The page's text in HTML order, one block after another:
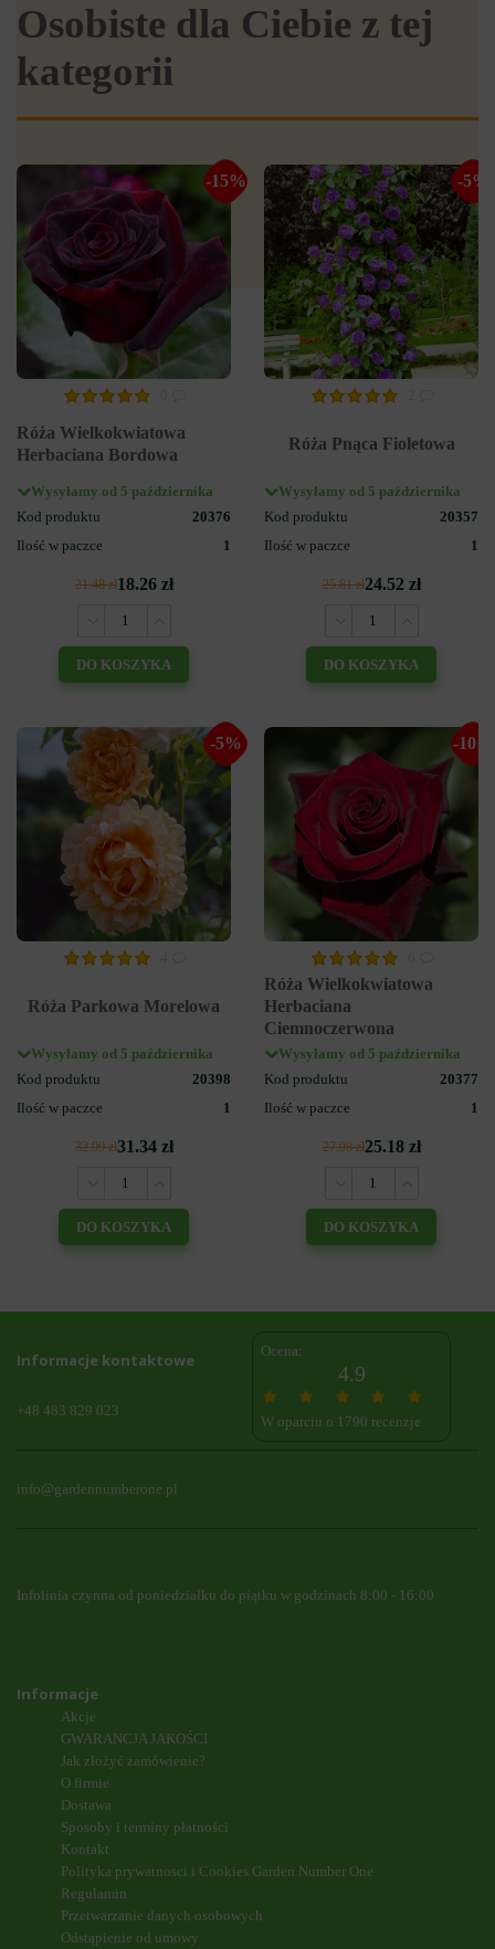
Osobiste dla Ciebie z tej
kategorii
-15%
Róża Wielkokwiatowa
Herbaciana Bordowa
Wysyłamy od 5 października
Kod produktu
20376
Ilość w paczce
1
21.48 zł18.26 zł
DO KOSZYKA
-5%
Róża Pnąca Fioletowa
Wysyłamy od 5 października
Kod produktu
20357
Ilość w paczce
1
25.81 zł24.52 zł
DO KOSZYKA
-5%
Róża Parkowa Morelowa
Wysyłamy od 5 października
Kod produktu
20398
Ilość w paczce
1
32.99 zł31.34 zł
DO KOSZYKA
-10%
Róża Wielkokwiatowa
Herbaciana
Ciemnoczerwona
Wysyłamy od 5 października
Kod produktu
20377
Ilość w paczce
1
27.98 zł25.18 zł
DO KOSZYKA
Informacje kontaktowe
+48 483 829 023
Ocena:
4.9
W oparciu o 1790 recenzje
info@gardennumberone.pl
Infolinia czynna od poniedziałku do piątku w godzinach 8:00 - 16:00
Informacje
Akcje
GWARANCJA JAKOŚCI
Jak złożyć zamówienie?
O firmie
Dostawa
Sposoby i terminy płatności
Kontakt
Polityka prywatnosci i Cookies Garden Number One
Regulamin
Przetwarzanie danych osobowych
Odstąpienie od umowy